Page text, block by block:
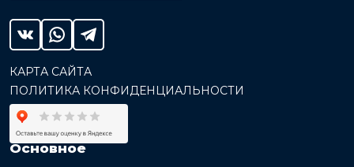
КАРТА САЙТА
ПОЛИТИКА КОНФИДЕНЦИАЛЬНОСТИ
Основное